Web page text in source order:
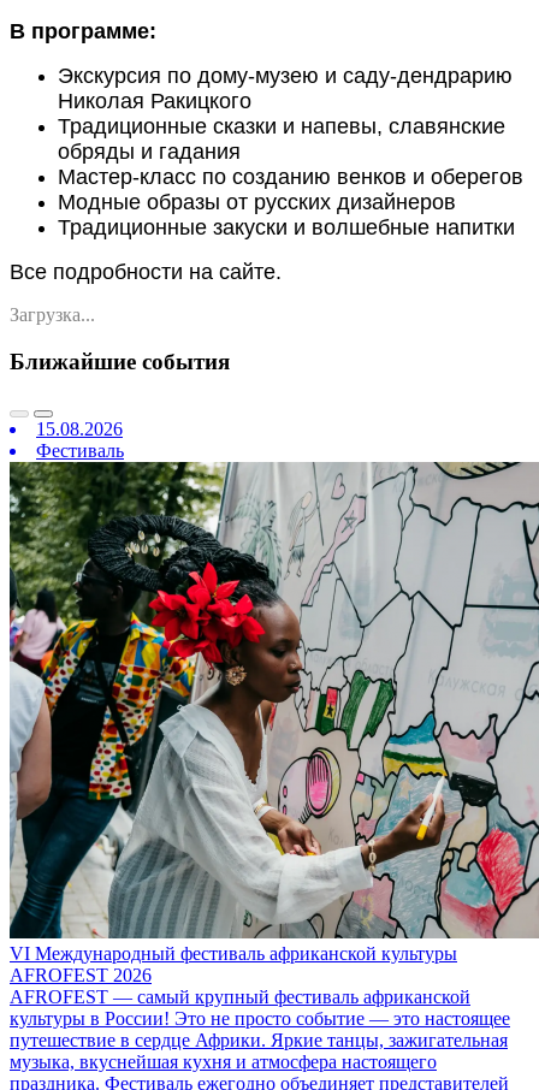
В программе:
Экскурсия по дому-музею и саду-дендрарию
Николая Ракицкого
Традиционные сказки и напевы, славянские
обряды и гадания
Мастер-класс по созданию венков и оберегов
Модные образы от русских дизайнеров
Традиционные закуски и волшебные напитки
Все подробности на сайте.
Загрузка...
Ближайшие события
15.08.2026
Фестиваль
VI Международный фестиваль африканской культуры
AFROFEST 2026
AFROFEST — самый крупный фестиваль африканской
культуры в России! Это не просто событие — это настоящее
путешествие в сердце Африки. Яркие танцы, зажигательная
музыка, вкуснейшая кухня и атмосфера настоящего
праздника. Фестиваль ежегодно объединяет представителей